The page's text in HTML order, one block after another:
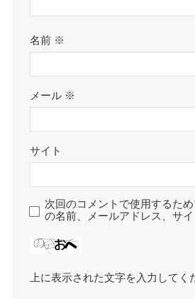
名前 ※
メール ※
サイト
次回のコメントで使用するた
の名前、メールアドレス、サイ
上に表示された文字を入力してく